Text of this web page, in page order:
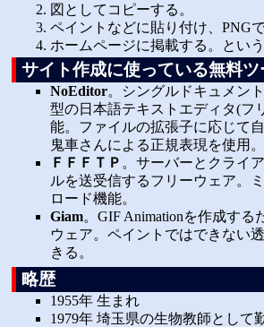
図としてコピーする。
ペイントなどに貼り付け、PNGで
ホームページに掲載する。という
サイト作成に使っている無料ツ
NoEditor。シングルドキュメン
型の日本語テキストエディタ(フ
能。ファイルの拡張子に応じて
鬼車さんによる正規表現を使用。
ＦＦＦＴＰ 。サーバーとクライ
ルを送受信するフリーウェア。
ロード機能。
Giam。GIF Animationを作成する
ウェア。ペイントではできない
きる。
略歴
1955年 生まれ
1979年 埼玉県の生物教師として